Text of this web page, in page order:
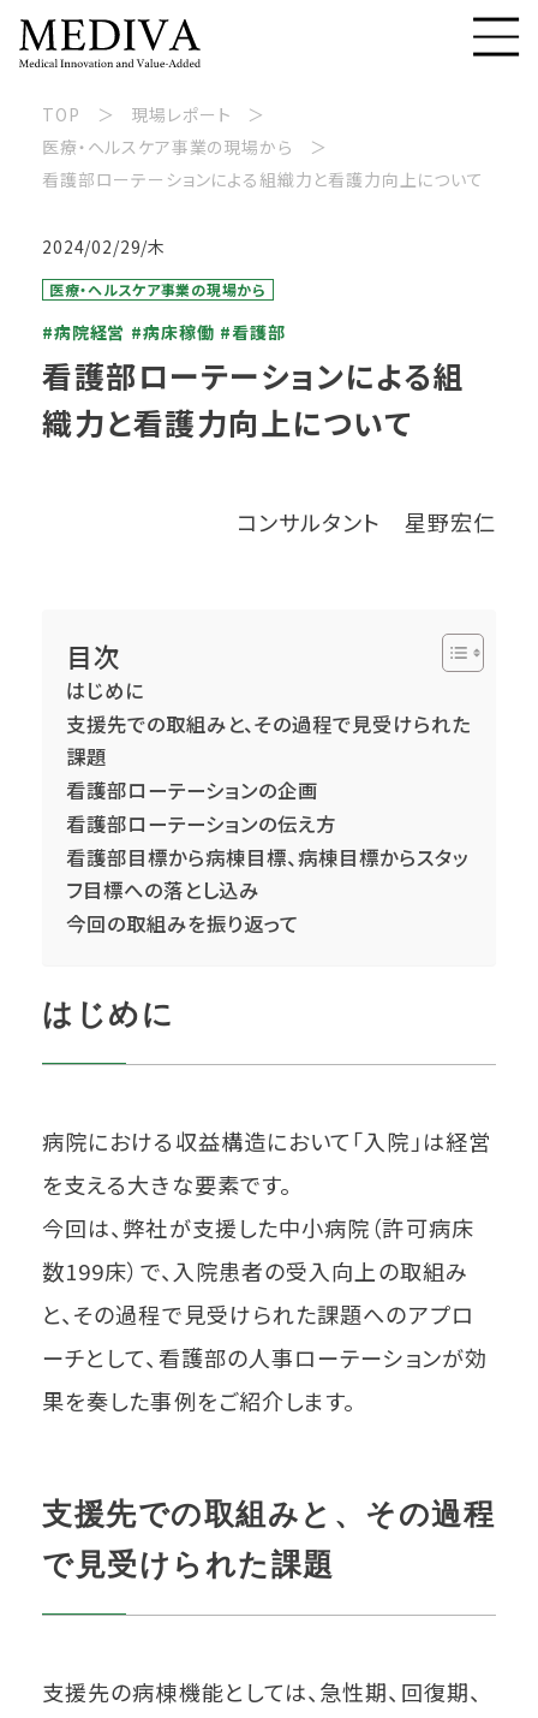
TOP
現場レポート
医療・ヘルスケア事業の現場から
看護部ローテーションによる組織力と看護力向上について
2024/02/29/木
医療・ヘルスケア事業の現場から
#病院経営 #病床稼働 #看護部
看護部ローテーションによる組
織力と看護力向上について
コンサルタント 星野宏仁
目次
はじめに
支援先での取組みと、その過程で見受けられた
課題
看護部ローテーションの企画
看護部ローテーションの伝え方
看護部目標から病棟目標、病棟目標からスタッ
フ目標への落とし込み
今回の取組みを振り返って
はじめに
病院における収益構造において「入院」は経営
を支える大きな要素です。
今回は、弊社が支援した中小病院（許可病床
数199床）で、入院患者の受入向上の取組み
と、その過程で見受けられた課題へのアプロ
ーチとして、看護部の人事ローテーションが効
果を奏した事例をご紹介します。
支援先での取組みと、その過程
で見受けられた課題
支援先の病棟機能としては、急性期、回復期、